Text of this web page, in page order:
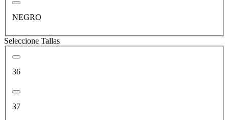
NEGRO
Seleccione Tallas
36
37